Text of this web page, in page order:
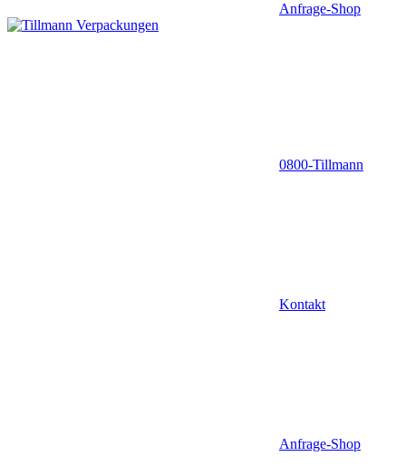
Anfrage-Shop
0800-Tillmann
Kontakt
Anfrage-Shop